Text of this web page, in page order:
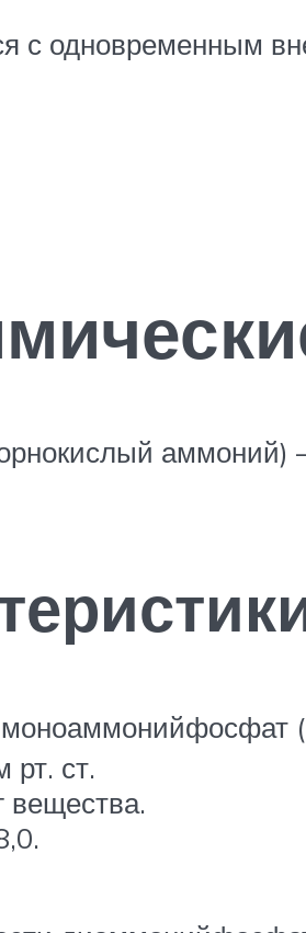
одновременным
аммоний)
моноаммонийфосфат
ст.
вещества.